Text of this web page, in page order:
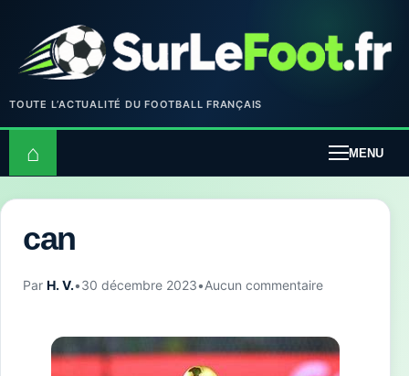
TOUTE L’ACTUALITÉ DU FOOTBALL FRANÇAIS
⌂ MENU
can
Par H. V.•30 décembre 2023•Aucun commentaire